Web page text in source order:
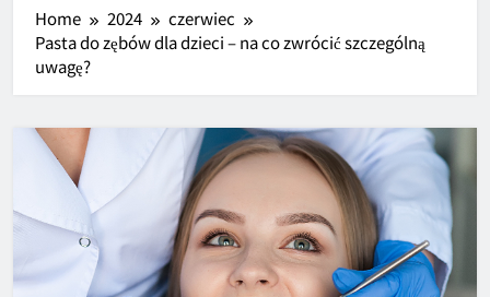
Home 2024
czerwiec
Pasta do zębów dla dzieci – na co zwrócić szczególną
uwagę?